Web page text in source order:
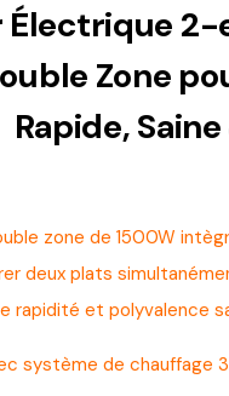
Électrique 2-
Zone
Rapide,
zone de 1500W
deux plats
rapidité et polyvalence
système de chauffage